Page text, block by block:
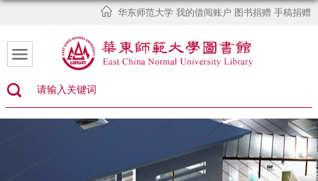
华东师范大学 我的借阅账户 图书捐赠 手稿捐赠